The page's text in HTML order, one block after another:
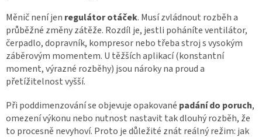
Měnič není jen regulátor otáček. Musí zvládnout rozběh a
průběžné změny zátěže. Rozdíl je, jestli poháníte ventilátor,
čerpadlo, dopravník, kompresor nebo třeba stroj s vysokým
záběrovým momentem. U těžších aplikací (konstantní
moment, výrazné rozběhy) jsou nároky na proud a
přetížitelnost vyšší.
Při poddimenzování se objevuje opakované padání do poruch,
omezení výkonu nebo nutnost nastavit tak dlouhý rozběh, že
to procesně nevyhoví. Proto je důležité znát reálný režim: jak